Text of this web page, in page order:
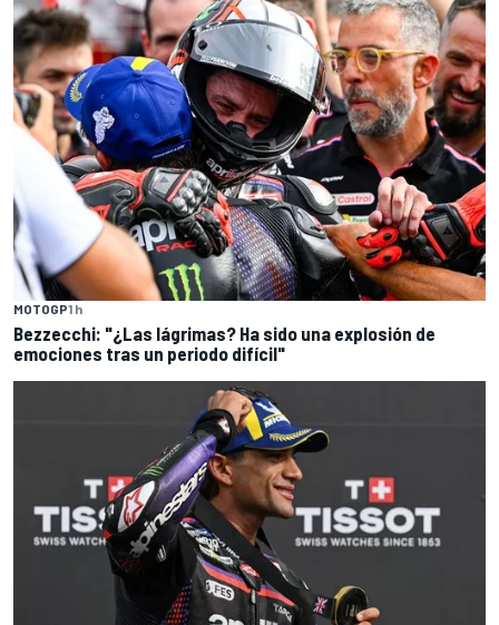
MOTOGP1 h
Bezzecchi: "¿Las lágrimas? Ha sido una explosión de
emociones tras un periodo difícil"